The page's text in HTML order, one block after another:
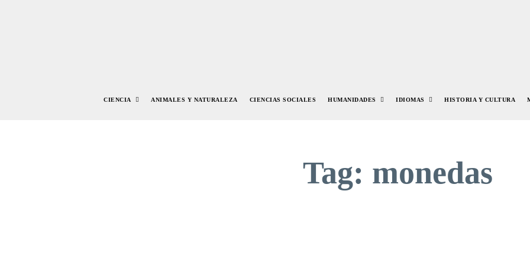
CIENCIA ANIMALES Y NATURALEZA CIENCIAS SOCIALES HUMANIDADES IDIOMAS HISTORIA Y CULTURA
Tag: monedas